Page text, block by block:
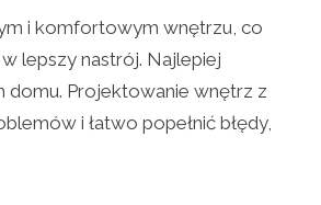
i komfortowym wnętrzu, co
lepszy nastrój. Najlepiej
domu. Projektowanie wnętrz z
i łatwo popełnić błędy,